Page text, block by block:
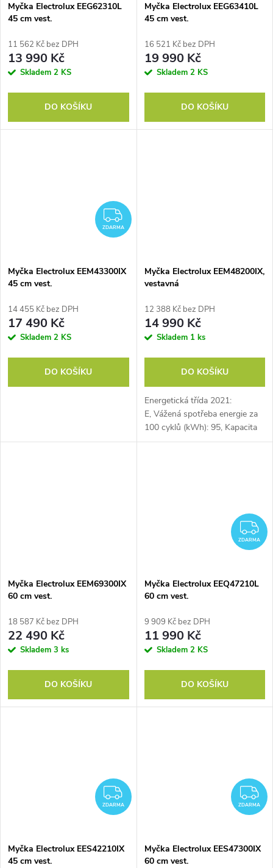
Myčka Electrolux EEG62310L
45 cm vest.
11 562 Kč bez DPH
13 990 Kč
Skladem 2 KS
DO KOŠÍKU
Myčka Electrolux EEG63410L
45 cm vest.
16 521 Kč bez DPH
19 990 Kč
Skladem 2 KS
DO KOŠÍKU
ZDARMA
ZDARMA
Myčka Electrolux EEM43300IX
45 cm vest.
14 455 Kč bez DPH
17 490 Kč
Skladem 2 KS
DO KOŠÍKU
Myčka Electrolux EEM48200IX,
vestavná
12 388 Kč bez DPH
14 990 Kč
Skladem 1 ks
DO KOŠÍKU
Energetická třída 2021:
E, Vážená spotřeba energie za
100 cyklů (kWh): 95, Kapacita
myčky (souprav): 14, Počet
Myčka Electrolux EEM69300IX
60 cm vest.
18 587 Kč bez DPH
22 490 Kč
Skladem 3 ks
DO KOŠÍKU
ZDARMA
Myčka Electrolux EEQ47210L
60 cm vest.
9 909 Kč bez DPH
11 990 Kč
Skladem 2 KS
DO KOŠÍKU
ZDARMA
ZDARMA
Myčka Electrolux EES42210IX
45 cm vest.
ZDARMA
Myčka Electrolux EES47300IX
60 cm vest.